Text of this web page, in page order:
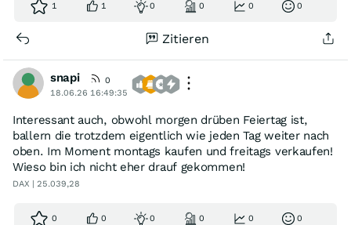
1 1 0 0 0 0
Zitieren
snapi
0
18.06.26 16:49:35
Interessant auch, obwohl morgen drüben Feiertag ist,
ballern die trotzdem eigentlich wie jeden Tag weiter nach
oben. Im Moment montags kaufen und freitags verkaufen!
Wieso bin ich nicht eher drauf gekommen!
DAX | 25.039,28
0 0 0 0 0 0